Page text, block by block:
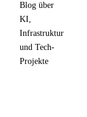
Blog über
KI,
Infrastruktur
und Tech-
Projekte